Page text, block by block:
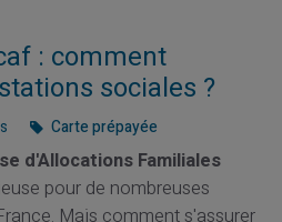
: comment
sociales ?
Carte prépayée
d'Allocations Familiales
pour de nombreuses
Mais comment s'assurer